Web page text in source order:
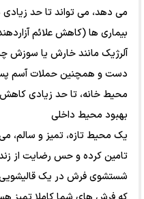
می دهد، می تواند تا حد
بیماری ها (کاهش علائم
آلرژیک مانند خارش یا سوزش
دست و همچنین حملات آسم
محیط خانه، تا حد زیادی کاهش
بهبود محیط داخلی
یک محیط تازه، تمیز و سالم، می
تامین کرده و حس رضایت از
شستشوی فرش در یک قالیشویی